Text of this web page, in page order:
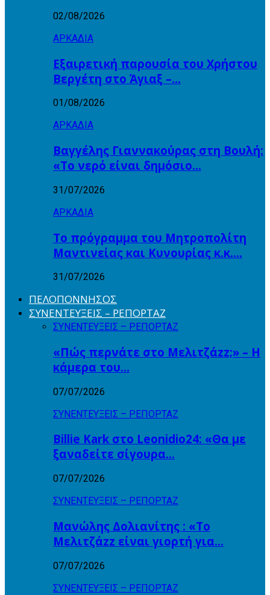
02/08/2026
ΑΡΚΑΔΙΑ
Εξαιρετική παρουσία του Χρήστου
Βεργέτη στο Άγιαξ –…
01/08/2026
ΑΡΚΑΔΙΑ
Βαγγέλης Γιαννακούρας στη Βουλή:
«Το νερό είναι δημόσιο…
31/07/2026
ΑΡΚΑΔΙΑ
Το πρόγραμμα του Μητροπολίτη
Μαντινείας και Κυνουρίας κ.κ….
31/07/2026
ΠΕΛΟΠΟΝΝΗΣΟΣ
ΣΥΝΕΝΤΕΥΞΕΙΣ – ΡΕΠΟΡΤΑΖ
ΣΥΝΕΝΤΕΥΞΕΙΣ – ΡΕΠΟΡΤΑΖ
«Πώς περνάτε στο Μελιτζάzz;» – Η
κάμερα του…
07/07/2026
ΣΥΝΕΝΤΕΥΞΕΙΣ – ΡΕΠΟΡΤΑΖ
Billie Kark στο Leonidio24: «Θα με
ξαναδείτε σίγουρα…
07/07/2026
ΣΥΝΕΝΤΕΥΞΕΙΣ – ΡΕΠΟΡΤΑΖ
Μανώλης Δολιανίτης : «Το
Μελιτζάzz είναι γιορτή για…
07/07/2026
ΣΥΝΕΝΤΕΥΞΕΙΣ – ΡΕΠΟΡΤΑΖ